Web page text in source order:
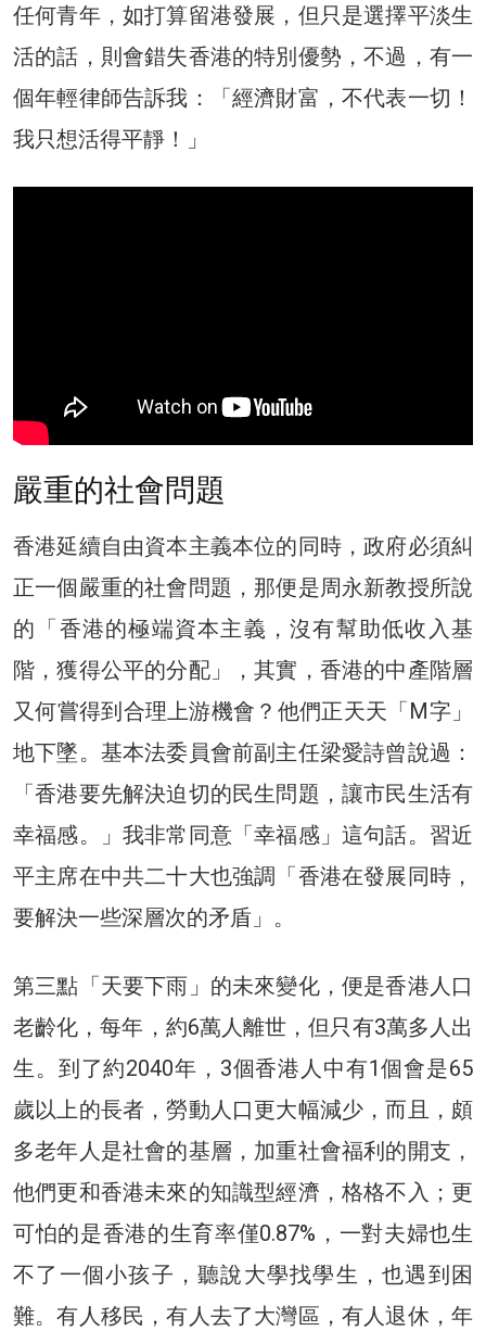
任何青年，如打算留港發展，但只是選擇平淡生
活的話，則會錯失香港的特別優勢，不過，有一
個年輕律師告訴我：「經濟財富，不代表一切！
我只想活得平靜！」
嚴重的社會問題
香港延續自由資本主義本位的同時，政府必須糾
正一個嚴重的社會問題，那便是周永新教授所說
的「香港的極端資本主義，沒有幫助低收入基
階，獲得公平的分配」，其實，香港的中產階層
又何嘗得到合理上游機會？他們正天天「M字」
地下墜。基本法委員會前副主任梁愛詩曾說過：
「香港要先解決迫切的民生問題，讓市民生活有
幸福感。」我非常同意「幸福感」這句話。習近
平主席在中共二十大也強調「香港在發展同時，
要解決一些深層次的矛盾」。
第三點「天要下雨」的未來變化，便是香港人口
老齡化，每年，約6萬人離世，但只有3萬多人出
生。到了約2040年，3個香港人中有1個會是65
歲以上的長者，勞動人口更大幅減少，而且，頗
多老年人是社會的基層，加重社會福利的開支，
他們更和香港未來的知識型經濟，格格不入；更
可怕的是香港的生育率僅0.87%，一對夫婦也生
不了一個小孩子，聽說大學找學生，也遇到困
難。有人移民，有人去了大灣區，有人退休，年